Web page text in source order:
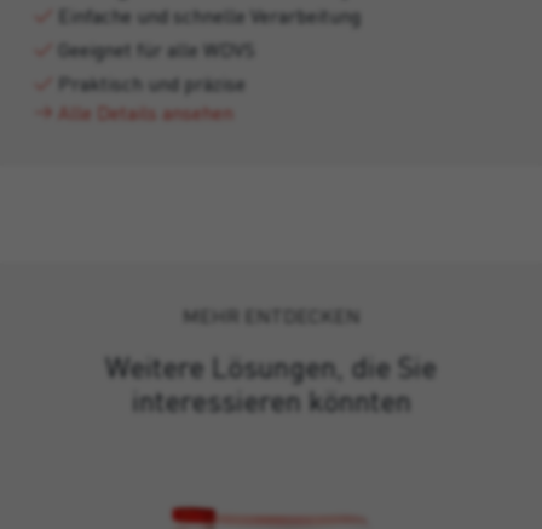
Einfache und schnelle Verarbeitung
Geeignet für alle WDVS
Praktisch und präzise
Alle Details ansehen
MEHR ENTDECKEN
Weitere Lösungen, die Sie
interessieren könnten